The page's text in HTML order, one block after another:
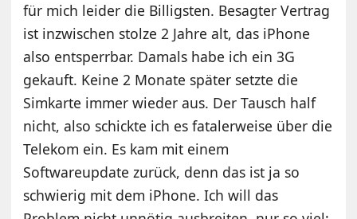
für mich leider die Billigsten. Besagter Vertrag
ist inzwischen stolze 2 Jahre alt, das iPhone
also entsperrbar. Damals habe ich ein 3G
gekauft. Keine 2 Monate später setzte die
Simkarte immer wieder aus. Der Tausch half
nicht, also schickte ich es fatalerweise über die
Telekom ein. Es kam mit einem
Softwareupdate zurück, denn das ist ja so
schwierig mit dem iPhone. Ich will das